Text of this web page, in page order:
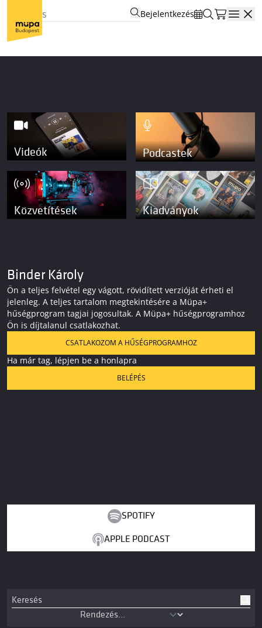
Bejelentkezés
Videók Podcastek
Közvetítések Kiadványok
Binder Károly
Ön a teljes felvétel egy vágott, rövidített verzióját érheti el
jelenleg. A teljes tartalom megtekintésére a Müpa+
hűségprogram tagjai jogosultak. A Müpa+ hűségprogramhoz
Ön is díjtalanul csatlakozhat.
CSATLAKOZOM A HŰSÉGPROGRAMHOZ
Ha már tag, lépjen be a honlapra
BELÉPÉS
SPOTIFY
APPLE PODCAST